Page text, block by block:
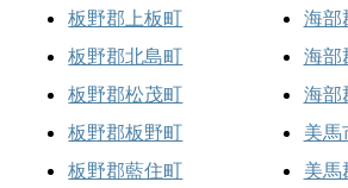
板野郡上板町
板野郡北島町
板野郡松茂町
板野郡板野町
板野郡藍住町
海部
海部
海部
美馬
美馬